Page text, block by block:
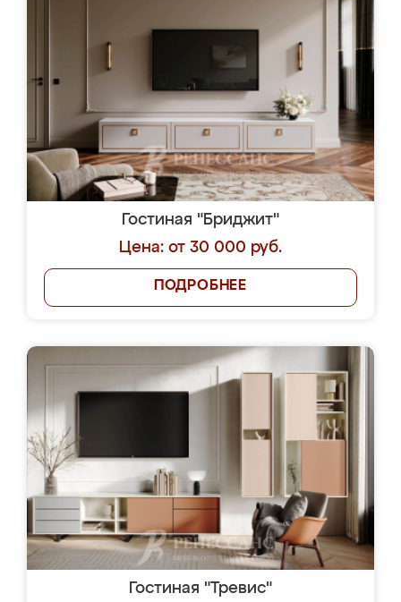
Гостиная "Бриджит"
Цена: от 30 000 руб.
ПОДРОБНЕЕ
Гостиная "Тревис"